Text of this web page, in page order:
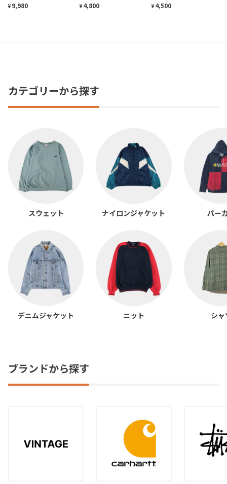
¥ 9,980 ¥ 4,800 ¥ 4,500
カテゴリーから探す
スウェット ナイロンジャケット パー
デニムジャケット ニット シャ
ブランドから探す